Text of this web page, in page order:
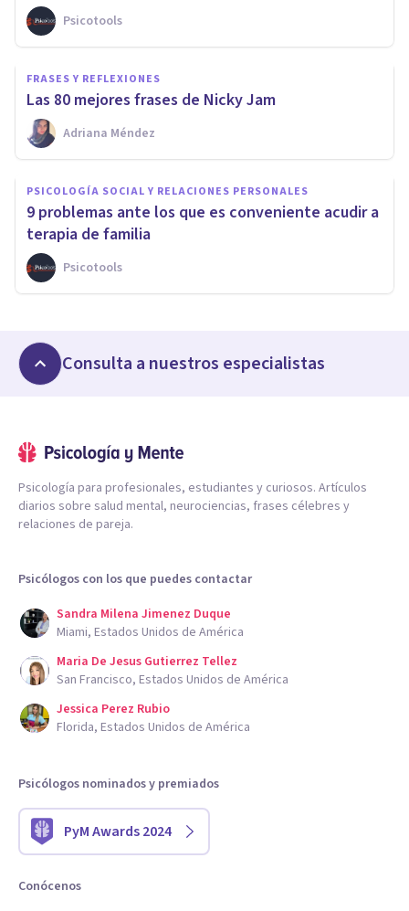
Psicotools
FRASES Y REFLEXIONES
Las 80 mejores frases de Nicky Jam
Adriana Méndez
PSICOLOGÍA SOCIAL Y RELACIONES PERSONALES
9 problemas ante los que es conveniente acudir a
terapia de familia
Psicotools
Consulta a nuestros especialistas
Psicología para profesionales, estudiantes y curiosos. Artículos
diarios sobre salud mental, neurociencias, frases célebres y
relaciones de pareja.
Psicólogos con los que puedes contactar
Sandra Milena Jimenez Duque
Miami, Estados Unidos de América
Maria De Jesus Gutierrez Tellez
San Francisco, Estados Unidos de América
Jessica Perez Rubio
Florida, Estados Unidos de América
Psicólogos nominados y premiados
PyM Awards 2024
Conócenos